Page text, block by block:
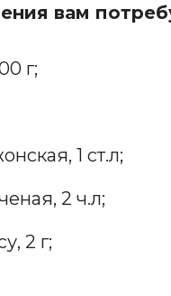
вам
г;
1 ст.л;
2 ч.л;
2 г;